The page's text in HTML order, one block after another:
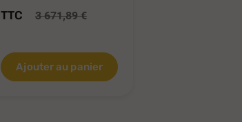
TTC 3 671,89 €
Ajouter au panier